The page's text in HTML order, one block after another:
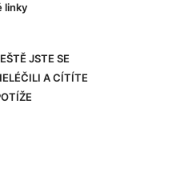
linky
JSTE SE
A CÍTÍTE